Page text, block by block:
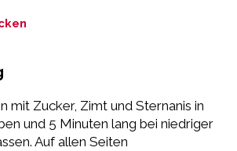
mit Zucker, Zimt und Sternanis in
und 5 Minuten lang bei niedriger
Auf allen Seiten